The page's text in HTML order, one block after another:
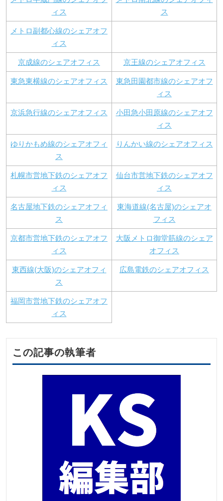
ィス
ス
メトロ副都心線のシェアオフ
ィス
京成線のシェアオフィス 京王線のシェアオフィス
東急東横線のシェアオフィス
東急田園都市線のシェアオフ
ィス
京浜急行線のシェアオフィス
小田急小田原線のシェアオフ
ィス
ゆりかもめ線のシェアオフィ
ス
りんかい線のシェアオフィス
札幌市営地下鉄のシェアオフ
ィス
仙台市営地下鉄のシェアオフ
ィス
名古屋地下鉄のシェアオフィ
ス
東海道線(名古屋)のシェアオ
フィス
京都市営地下鉄のシェアオフ
ィス
大阪メトロ御堂筋線のシェア
オフィス
東西線(大阪)のシェアオフィ
ス
広島電鉄のシェアオフィス
福岡市営地下鉄のシェアオフ
ィス
この記事の執筆者